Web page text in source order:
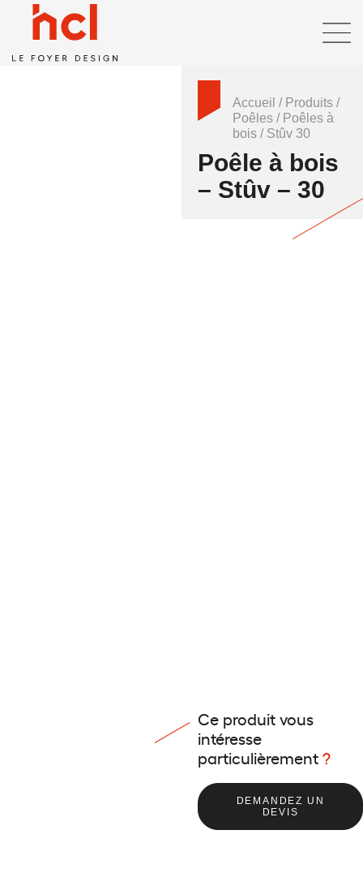
Accueil / Produits /
Poêles / Poêles à
bois / Stûv 30
Poêle à bois
– Stûv – 30
Ce produit vous
intéresse
particulièrement?
DEMANDEZ UN
DEVIS